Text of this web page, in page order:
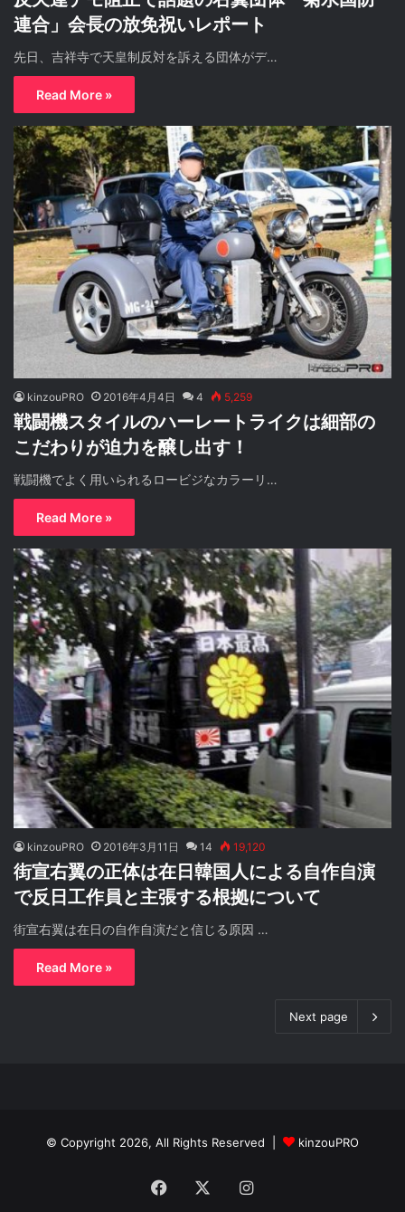
連合」会長の放免祝いレポート
先日、吉祥寺で天皇制反対を訴える団体がデ…
Read More »
kinzouPRO 2016年4月4日 4 5,259
戦闘機スタイルのハーレートライクは細部の
こだわりが迫力を醸し出す！
戦闘機でよく用いられるロービジなカラーリ…
Read More »
kinzouPRO 2016年3月11日 14 19,120
街宣右翼の正体は在日韓国人による自作自演
で反日工作員と主張する根拠について
街宣右翼は在日の自作自演だと信じる原因 …
Read More »
Next page
© Copyright 2026, All Rights Reserved | kinzouPRO
Facebook Instagram